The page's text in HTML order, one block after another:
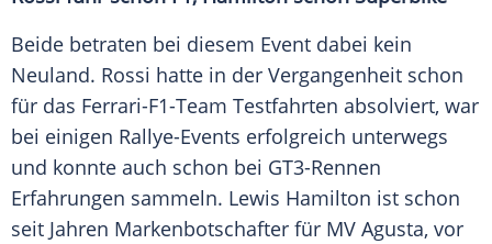
Beide betraten bei diesem Event dabei kein
Neuland. Rossi hatte in der Vergangenheit schon
für das Ferrari-F1-Team Testfahrten absolviert, war
bei einigen Rallye-Events erfolgreich unterwegs
und konnte auch schon bei GT3-Rennen
Erfahrungen sammeln. Lewis Hamilton ist schon
seit Jahren Markenbotschafter für MV Agusta, vor